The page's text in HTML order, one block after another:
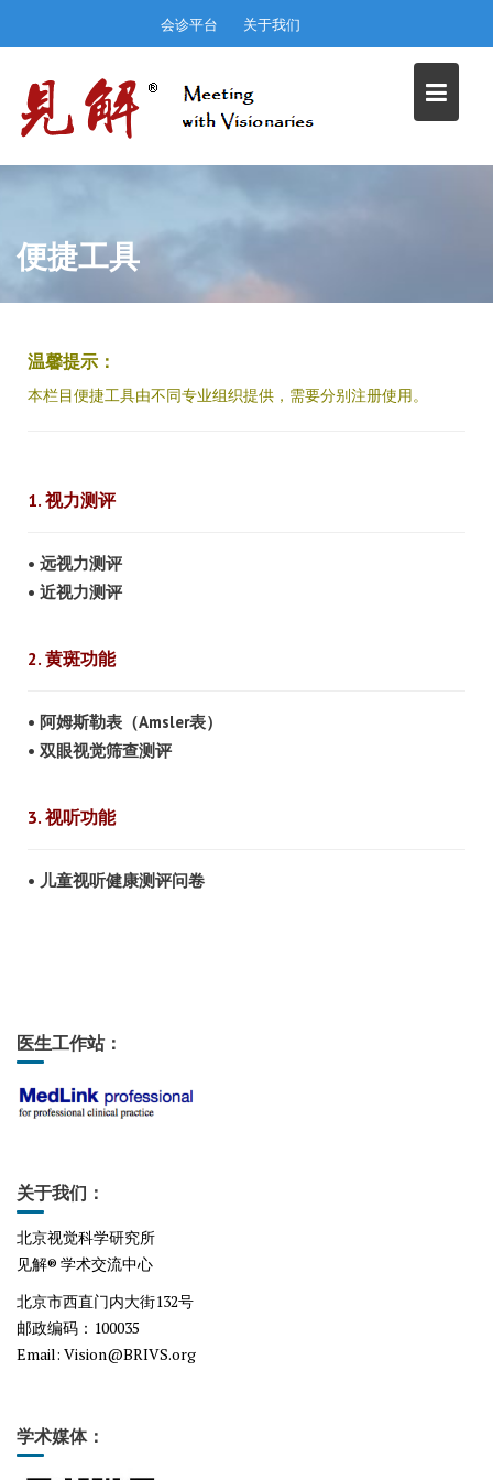
会诊平台 关于我们
便捷工具
温馨提示：
本栏目便捷工具由不同专业组织提供，需要分别注册使用。
1. 视力测评
• 远视力测评
• 近视力测评
2. 黄斑功能
• 阿姆斯勒表（Amsler表）
• 双眼视觉筛查测评
3. 视听功能
• 儿童视听健康测评问卷
医生工作站：
关于我们：
北京视觉科学研究所
见解® 学术交流中心
北京市西直门内大街132号
邮政编码：100035
Email: Vision@BRIVS.org
学术媒体：